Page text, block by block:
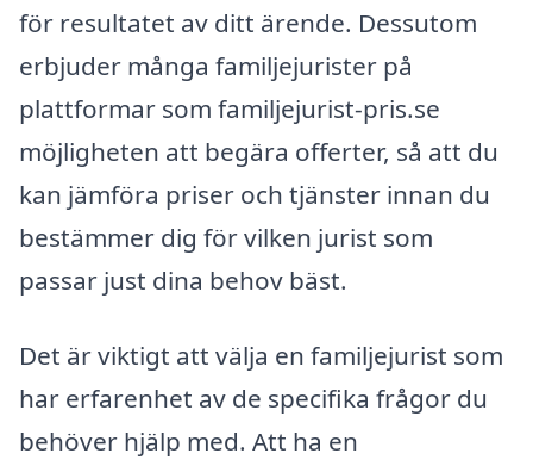
för resultatet av ditt ärende. Dessutom
erbjuder många familjejurister på
plattformar som familjejurist-pris.se
möjligheten att begära offerter, så att du
kan jämföra priser och tjänster innan du
bestämmer dig för vilken jurist som
passar just dina behov bäst.
Det är viktigt att välja en familjejurist som
har erfarenhet av de specifika frågor du
behöver hjälp med. Att ha en